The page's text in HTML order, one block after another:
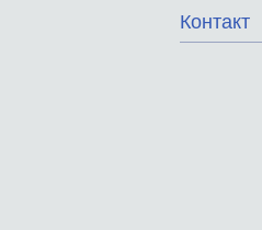
меню
Контакт